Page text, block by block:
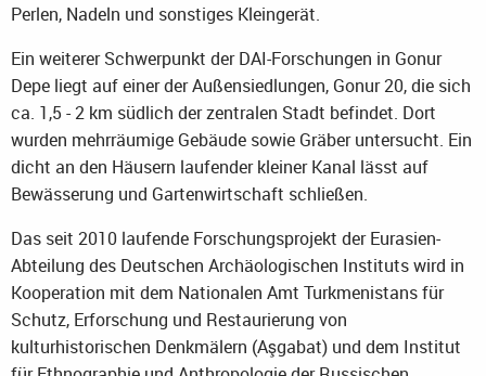
Perlen, Nadeln und sonstiges Kleingerät.
Ein weiterer Schwerpunkt der DAI-Forschungen in Gonur
Depe liegt auf einer der Außensiedlungen, Gonur 20, die sich
ca. 1,5 - 2 km südlich der zentralen Stadt befindet. Dort
wurden mehrräumige Gebäude sowie Gräber untersucht. Ein
dicht an den Häusern laufender kleiner Kanal lässt auf
Bewässerung und Gartenwirtschaft schließen.
Das seit 2010 laufende Forschungsprojekt der Eurasien-
Abteilung des Deutschen Archäologischen Instituts wird in
Kooperation mit dem Nationalen Amt Turkmenistans für
Schutz, Erforschung und Restaurierung von
kulturhistorischen Denkmälern (Aşgabat) und dem Institut